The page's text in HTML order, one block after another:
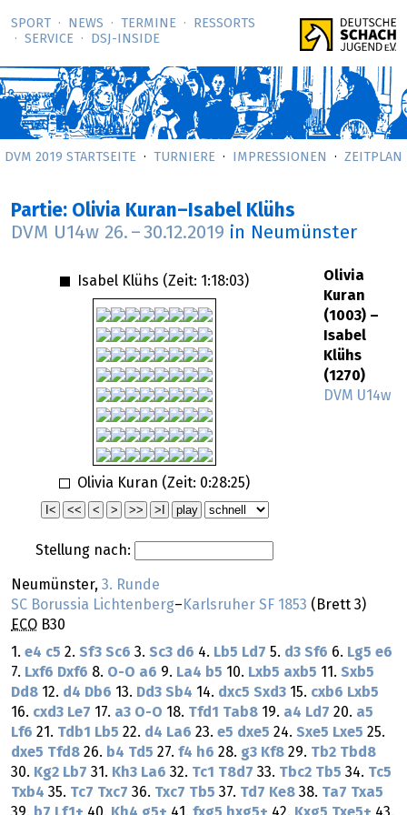
SPORT NEWS TERMINE
RESSORTS
SERVICE
DSJ-­INSIDE
DVM 2019 STARTSEITE TURNIERE IMPRESSIONEN ZEITPLAN
Partie: Olivia Kuran–Isabel Klühs
DVM U14w 26. – 30.12.2019 in Neumünster
Isabel Klühs (Zeit: 1:18:03)
Olivia Kuran (Zeit: 0:28:25)
Stellung nach:
Olivia
Kuran
(1003) –
Isabel
Klühs
(1270)
DVM U14w
Neumünster, 3. Runde
SC Borussia Lichtenberg– Karlsruher SF 1853 (Brett 3)
ECO B30
1. e4 c5 2. Sf3 Sc6 3. Sc3 d6 4. Lb5 Ld7 5. d3 Sf6 6. Lg5 e6
7. Lxf6 Dxf6 8. O-O a6 9. La4 b5 10. Lxb5 axb5 11. Sxb5
Dd8 12. d4 Db6 13. Dd3 Sb4 14. dxc5 Sxd3 15. cxb6 Lxb5
16. cxd3 Le7 17. a3 O-O 18. Tfd1 Tab8 19. a4 Ld7 20. a5
Lf6 21. Tdb1 Lb5 22. d4 La6 23. e5 dxe5 24. Sxe5 Lxe5 25.
dxe5 Tfd8 26. b4 Td5 27. f4 h6 28. g3 Kf8 29. Tb2 Tbd8
30. Kg2 Lb7 31. Kh3 La6 32. Tc1 T8d7 33. Tbc2 Tb5 34. Tc5
Txb4 35. Tc7 Txc7 36. Txc7 Tb5 37. Td7 Ke8 38. Ta7 Txa5
39.
b7 Lf1+ 40. Kh4 g5+ 41. fxg5 hxg5+ 42. Kxg5 Txe5+ 43.